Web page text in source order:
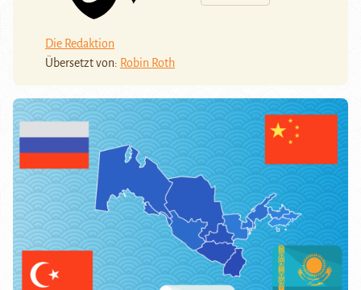
Die Redaktion
Übersetzt von: Robin Roth